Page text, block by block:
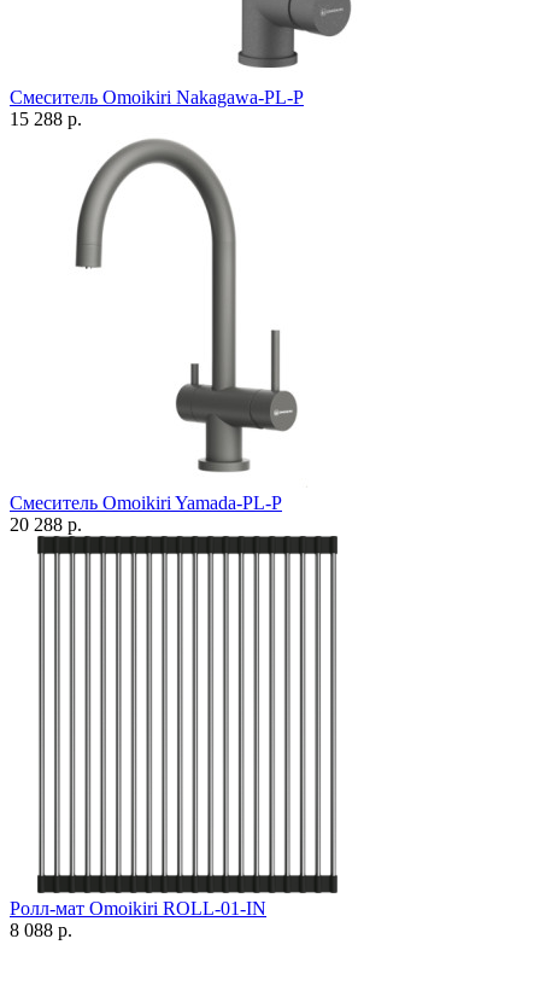
Смеситель Omoikiri Nakagawa-PL-P
15 288 р.
Смеситель Omoikiri Yamada-PL-P
20 288 р.
Ролл-мат Omoikiri ROLL-01-IN
8 088 р.